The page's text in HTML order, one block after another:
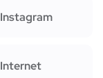
Instagram
Internet